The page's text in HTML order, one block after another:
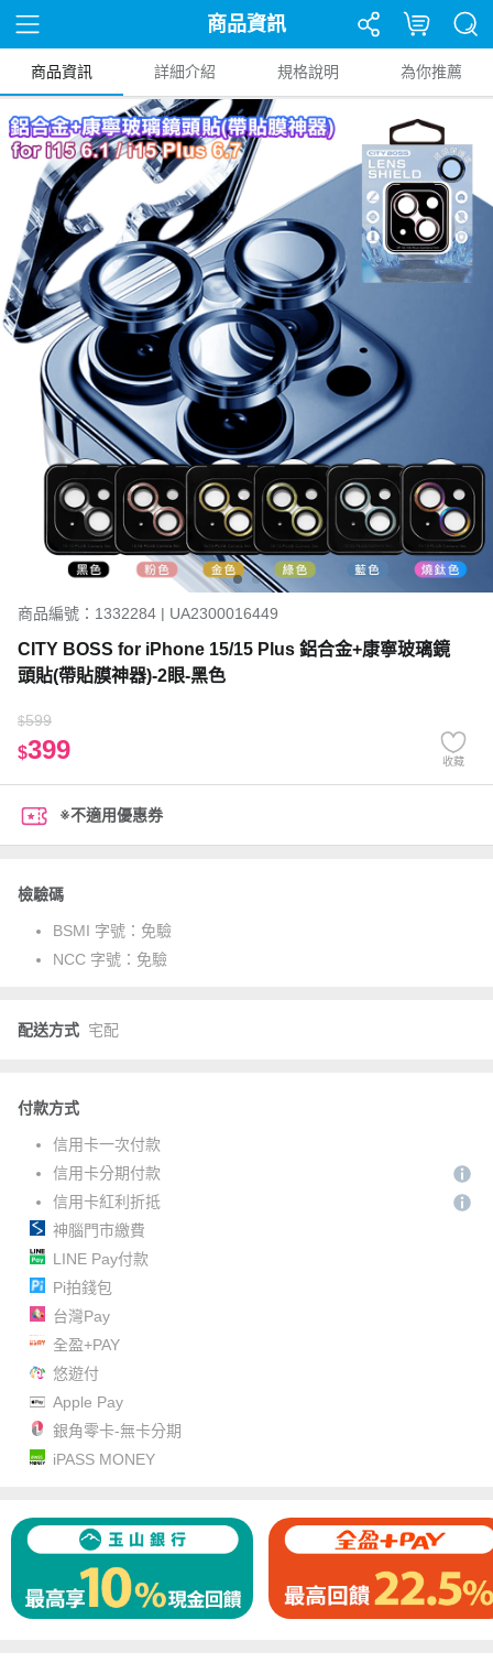
商品資訊
商品資訊 詳細介紹 規格說明 為你推薦
商品編號：1332284 | UA2300016449
CITY BOSS for iPhone 15/15 Plus 鋁合金+康寧玻璃鏡
頭貼(帶貼膜神器)-2眼-黑色
$599
$399 收藏
※不適用優惠券
檢驗碼
BSMI 字號： 免驗
NCC 字號： 免驗
配送方式 宅配
付款方式
信用卡一次付款
信用卡分期付款
信用卡紅利折抵
神腦門市繳費
LINE Pay付款
Pi拍錢包
台灣Pay
全盈+PAY
悠遊付
Apple Pay
銀角零卡-無卡分期
iPASS MONEY